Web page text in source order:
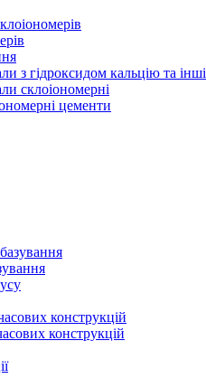
з гідроксидом кальцію та інші
склоіономерні
цементи
конструкцій
конструкцій